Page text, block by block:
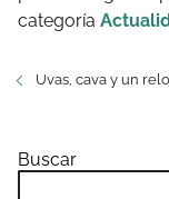
categoría
Uvas, cava y un
Buscar